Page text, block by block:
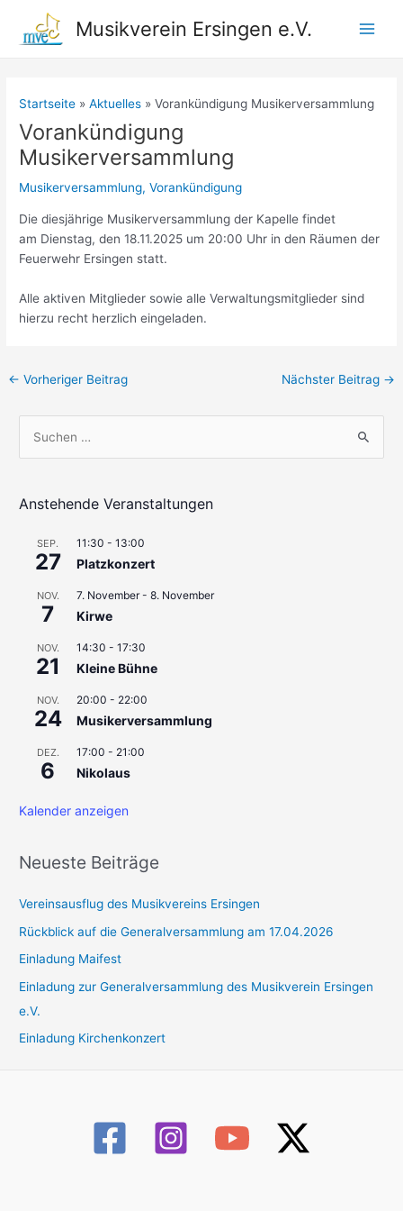
springen
Musikverein Ersingen e.V.
Startseite Aktuelles Vorankündigung Musikerversammlung
Vorankündigung
Musikerversammlung
Musikerversammlung,Vorankündigung
Die diesjährige Musikerversammlung der Kapelle findet
am Dienstag, den 18.11.2025 um 20:00 Uhr in den Räumen der
Feuerwehr Ersingen statt.
Alle aktiven Mitglieder sowie alle Verwaltungsmitglieder sind
hierzu recht herzlich eingeladen.
Beitragsnavigation
← Vorheriger Beitrag Nächster Beitrag →
h
Anstehende Veranstaltungen
SEP.
27
11:30 -13:00
Platzkonzert
NOV.
7
7. November-8. November
Kirwe
NOV.
21
14:30 -17:30
Kleine Bühne
NOV.
24
20:00 - 22:00
Musikerversammlung
DEZ.
6
17:00 - 21:00
Nikolaus
Kalender anzeigen
Neueste Beiträge
Vereinsausflug des Musikvereins Ersingen
Rückblick auf die Generalversammlung am 17.04.2026
Einladung Maifest
Einladung zur Generalversammlung des Musikverein Ersingen
e.V.
Einladung Kirchenkonzert